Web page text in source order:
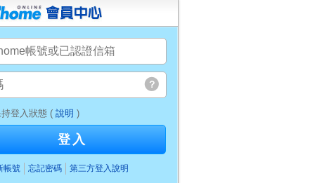
登入狀態 ( 說明 )
登入
帳號 忘記密碼 第三方登入說明